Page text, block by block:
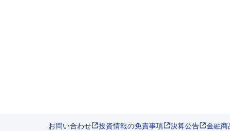
お問い合わせ 投資情報の免責事項 決算公告 金融